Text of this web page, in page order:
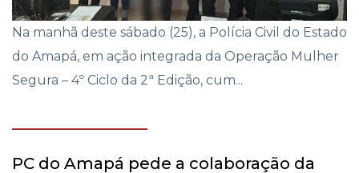
Na manhã deste sábado (25), a Polícia Civil do Estado
do Amapá, em ação integrada da Operação Mulher
Segura – 4º Ciclo da 2ª Edição, cum...
PC do Amapá pede a colaboração da